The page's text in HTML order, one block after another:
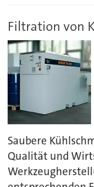
Filtration von
Saubere
Qualität und